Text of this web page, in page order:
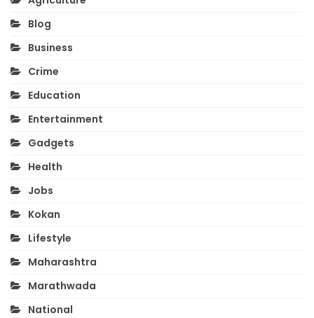
Blog
Business
Crime
Education
Entertainment
Gadgets
Health
Jobs
Kokan
Lifestyle
Maharashtra
Marathwada
National